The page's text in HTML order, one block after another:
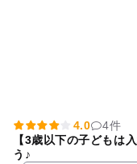
4.0
4件
【3歳以下の子どもは
う♪